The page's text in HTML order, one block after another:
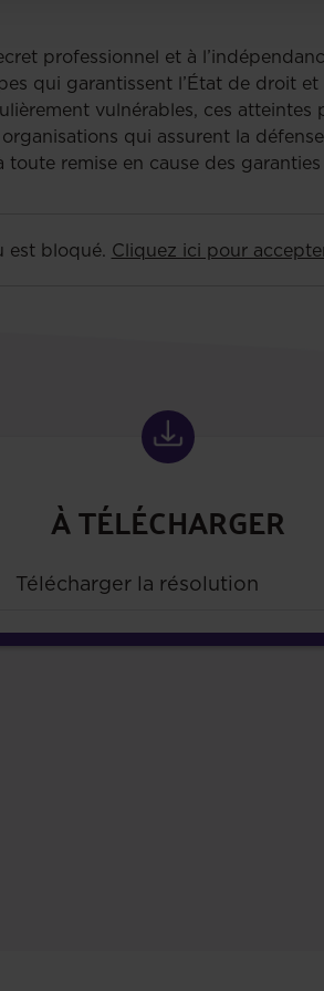
professionnel et à
qui garantissent l’État de droit
vulnérables, ces
qui assurent la
remise en cause des
est bloqué. Cliquez ici pour
À TÉLÉCHARGER
Télécharger la résolution